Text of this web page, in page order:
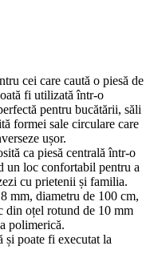
cei care caută o piesă de
fi utilizată într-o
pentru bucătării, săli
formei sale circulare care
ușor.
ca piesă centrală într-o
un loc confortabil pentru a
cu prietenii și familia.
mm, diametru de 100 cm,
din oțel rotund de 10 mm
polimerică.
și poate fi executat la